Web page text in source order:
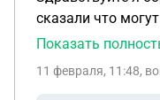
сказали что
мне будут
Показать
11 февраля, 11:48,